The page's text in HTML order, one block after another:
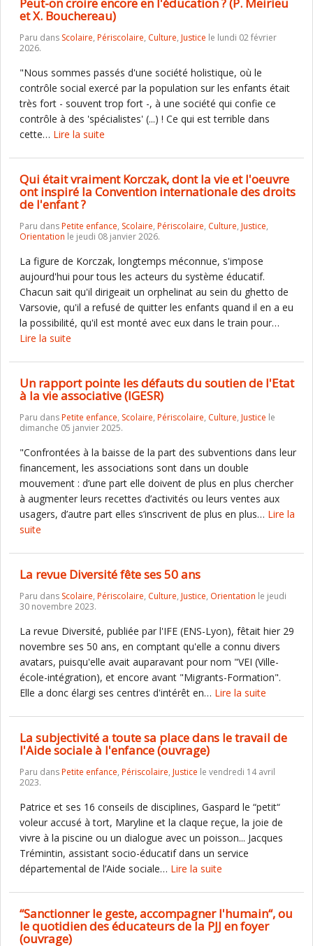
et X. Bouchereau)
Paru dans Scolaire, Périscolaire, Culture, Justice le lundi 02 février
2026.
"Nous sommes passés d'une société holistique, où le
contrôle social exercé par la population sur les enfants était
très fort - souvent trop fort -, à une société qui confie ce
contrôle à des 'spécialistes' (...) ! Ce qui est terrible dans
cette… Lire la suite
Qui était vraiment Korczak, dont la vie et l'oeuvre
ont inspiré la Convention internationale des droits
de l'enfant ?
Paru dansPetite enfance, Scolaire, Périscolaire, Culture, Justice,
Orientation le jeudi 08 janvier 2026.
La figure de Korczak, longtemps méconnue, s'impose
aujourd'hui pour tous les acteurs du système éducatif.
Chacun sait qu'il dirigeait un orphelinat au sein du ghetto de
Varsovie, qu'il a refusé de quitter les enfants quand il en a eu
la possibilité, qu'il est monté avec eux dans le train pour…
Lire la suite
Un rapport pointe les défauts du soutien de l'Etat
à la vie associative (IGESR)
Paru dansPetite enfance, Scolaire, Périscolaire, Culture, Justice le
dimanche 05 janvier 2025.
"Confrontées à la baisse de la part des subventions dans leur
financement, les associations sont dans un double
mouvement : d’une part elle doivent de plus en plus chercher
à augmenter leurs recettes d’activités ou leurs ventes aux
usagers, d’autre part elles s’inscrivent de plus en plus… Lire la
suite
La revue Diversité fête ses 50 ans
Paru dans Scolaire, Périscolaire, Culture, Justice, Orientation le jeudi
30 novembre 2023.
La revue Diversité, publiée par l'IFE (ENS-Lyon), fêtait hier 29
novembre ses 50 ans, en comptant qu'elle a connu divers
avatars, puisqu'elle avait auparavant pour nom "VEI (Ville-
école-intégration), et encore avant "Migrants-Formation".
Elle a donc élargi ses centres d'intérêt en… Lire la suite
La subjectivité a toute sa place dans le travail de
l'Aide sociale à l'enfance (ouvrage)
Paru dansPetite enfance, Périscolaire, Justice le vendredi 14 avril
2023.
Patrice et ses 16 conseils de disciplines, Gaspard le “petit“
voleur accusé à tort, Maryline et la claque reçue, la joie de
vivre à la piscine ou un dialogue avec un poisson... Jacques
Trémintin, assistant socio-éducatif dans un service
départemental de l’Aide sociale… Lire la suite
“Sanctionner le geste, accompagner l'humain“, ou
le quotidien des éducateurs de la PJJ en foyer
(ouvrage)